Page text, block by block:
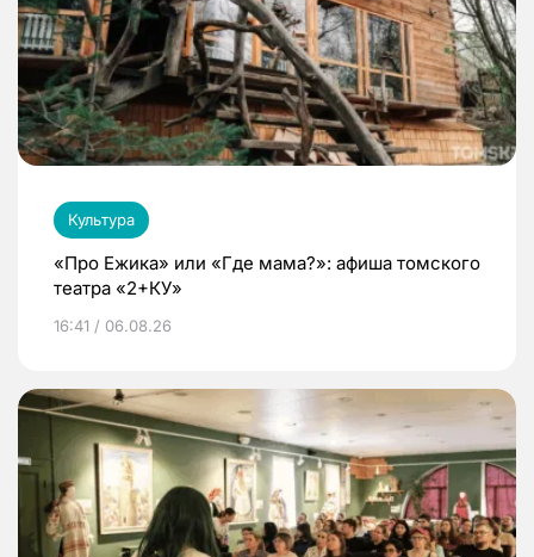
Культура
«Про Ежика» или «Где мама?»: афиша томского
театра «2+КУ»
16:41 / 06.08.26